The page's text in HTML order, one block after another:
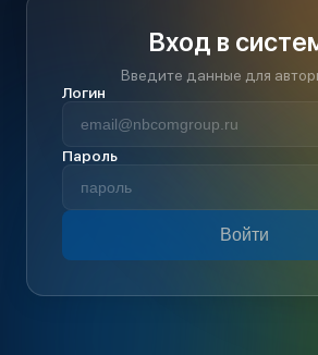
Вход в
Введите данные для
Логин
Пароль
Войти